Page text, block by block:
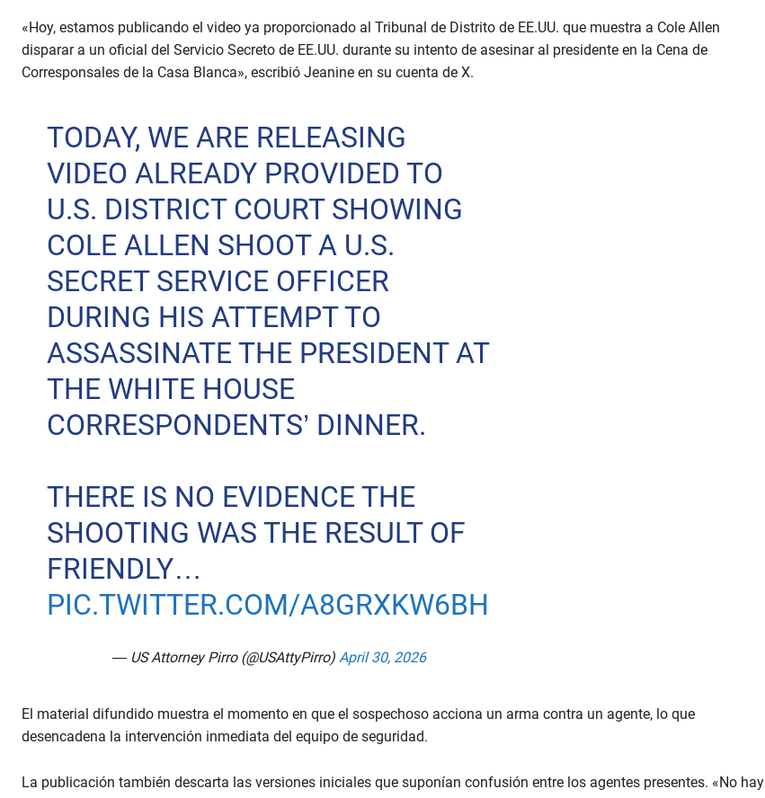
«Hoy, estamos publicando el video ya proporcionado al Tribunal de Distrito de EE.UU. que muestra a Cole Allen
disparar a un oficial del Servicio Secreto de EE.UU. durante su intento de asesinar al presidente en la Cena de
Corresponsales de la Casa Blanca», escribió Jeanine en su cuenta de X.
TODAY, WE ARE RELEASING
VIDEO ALREADY PROVIDED TO
U.S. DISTRICT COURT SHOWING
COLE ALLEN SHOOT A U.S.
SECRET SERVICE OFFICER
DURING HIS ATTEMPT TO
ASSASSINATE THE PRESIDENT AT
THE WHITE HOUSE
CORRESPONDENTS’ DINNER.
THERE IS NO EVIDENCE THE
SHOOTING WAS THE RESULT OF
FRIENDLY…
PIC.TWITTER.COM/A8GRXKW6BH
— US Attorney Pirro (@USAttyPirro) April 30, 2026
El material difundido muestra el momento en que el sospechoso acciona un arma contra un agente, lo que
desencadena la intervención inmediata del equipo de seguridad.
La publicación también descarta las versiones iniciales que suponían confusión entre los agentes presentes. «No hay